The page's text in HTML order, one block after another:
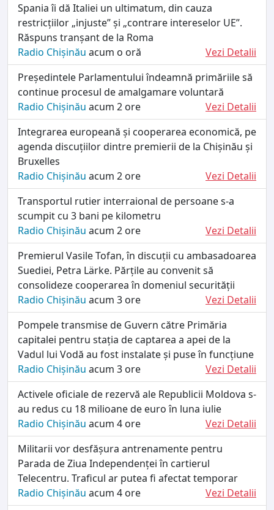
Spania îi dă Italiei un ultimatum, din cauza
restricțiilor „injuste” și „contrare intereselor UE”.
Răspuns tranșant de la Roma
Radio Chișinău acum o oră
Vezi Detalii
Președintele Parlamentului îndeamnă primăriile să
continue procesul de amalgamare voluntară
Radio Chișinău acum 2 ore
Vezi Detalii
Integrarea europeană și cooperarea economică, pe
agenda discuțiilor dintre premierii de la Chișinău și
Bruxelles
Radio Chișinău acum 2 ore
Vezi Detalii
Transportul rutier interraional de persoane s-a
scumpit cu 3 bani pe kilometru
Radio Chișinău acum 2 ore
Vezi Detalii
Premierul Vasile Tofan, în discuții cu ambasadoarea
Suediei, Petra Lärke. Părțile au convenit să
consolideze cooperarea în domeniul securității
Radio Chișinău acum 3 ore
Vezi Detalii
Pompele transmise de Guvern către Primăria
capitalei pentru stația de captarea a apei de la
Vadul lui Vodă au fost instalate și puse în funcțiune
Radio Chișinău acum 3 ore
Vezi Detalii
Activele oficiale de rezervă ale Republicii Moldova s-
au redus cu 18 milioane de euro în luna iulie
Radio Chișinău acum 4 ore
Vezi Detalii
Militarii vor desfășura antrenamente pentru
Parada de Ziua Independenței în cartierul
Telecentru. Traficul ar putea fi afectat temporar
Radio Chișinău acum 4 ore
Vezi Detalii